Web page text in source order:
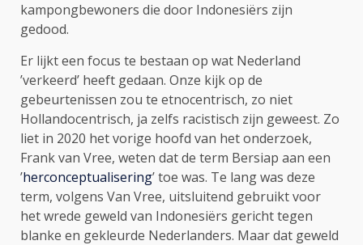
kampongbewoners die door Indonesiërs zijn
gedood.
Er lijkt een focus te bestaan op wat Nederland
’verkeerd’ heeft gedaan. Onze kijk op de
gebeurtenissen zou te etnocentrisch, zo niet
Hollandocentrisch, ja zelfs racistisch zijn geweest. Zo
liet in 2020 het vorige hoofd van het onderzoek,
Frank van Vree, weten dat de term Bersiap aan een
’herconceptualisering’ toe was. Te lang was deze
term, volgens Van Vree, uitsluitend gebruikt voor
het wrede geweld van Indonesiërs gericht tegen
blanke en gekleurde Nederlanders. Maar dat geweld